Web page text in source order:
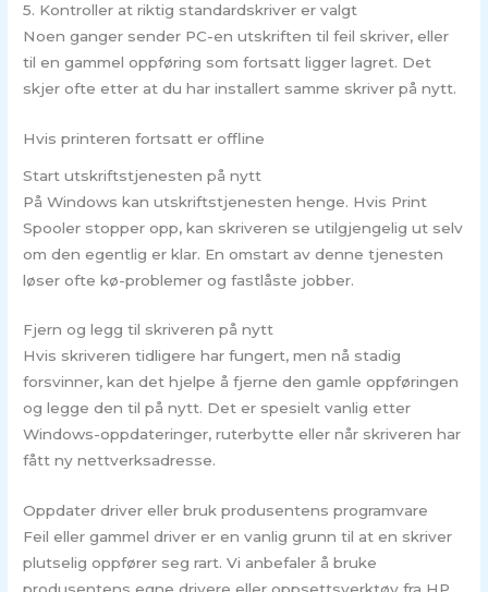
5. Kontroller at riktig standardskriver er valgt
Noen ganger sender PC-en utskriften til feil skriver, eller
til en gammel oppføring som fortsatt ligger lagret. Det
skjer ofte etter at du har installert samme skriver på nytt.
Hvis printeren fortsatt er offline
Start utskriftstjenesten på nytt
På Windows kan utskriftstjenesten henge. Hvis Print
Spooler stopper opp, kan skriveren se utilgjengelig ut selv
om den egentlig er klar. En omstart av denne tjenesten
løser ofte kø-problemer og fastlåste jobber.
Fjern og legg til skriveren på nytt
Hvis skriveren tidligere har fungert, men nå stadig
forsvinner, kan det hjelpe å fjerne den gamle oppføringen
og legge den til på nytt. Det er spesielt vanlig etter
Windows-oppdateringer, ruterbytte eller når skriveren har
fått ny nettverksadresse.
Oppdater driver eller bruk produsentens programvare
Feil eller gammel driver er en vanlig grunn til at en skriver
plutselig oppfører seg rart. Vi anbefaler å bruke